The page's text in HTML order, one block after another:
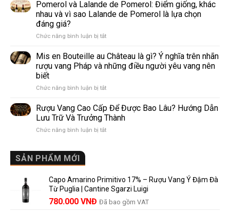
vang
phổ
thế
Và
Sparkling
Wine
Nhau
Thế
Nào?
So
Dễ
Hiểu
Người
Pomerol và Lalande de Pomerol: Điểm giống, khác
nhau và vì sao Lalande de Pomerol là lựa chọn
đáng giá?
Chức năng bình luận bị tắtở
và
Lalande
de
Điểm
khác
nhau
vì
lựa
chọn
đáng
Mis en Bouteille au Château là gì? Ý nghĩa trên nhãn
rượu vang Pháp và những điều người yêu vang nên
biết
Chức năng bình luận bị tắtở
en
Bouteille
au
Château
nhãn
rượu
vang
Rượu Vang Cao Cấp Để Được Bao Lâu? Hướng Dẫn
Lưu Trữ Và Trưởng Thành
Chức năng bình luận bị tắtở
Được
Bao
Lâu?
SẢN PHẨM MỚI
Capo Amarino Primitivo 17% – Rượu Vang Ý Đậm Đà
Từ Puglia | Cantine Sgarzi Luigi
Giá
780.000 VNĐ Giá
Đã bao gồm VAT